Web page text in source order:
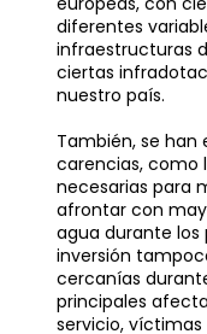
diferentes
infraestructuras
ciertas
nuestro país.
También, se han
carencias, como
necesarias para
afrontar con
agua durante los
inversión
cercanías
principales
servicio,